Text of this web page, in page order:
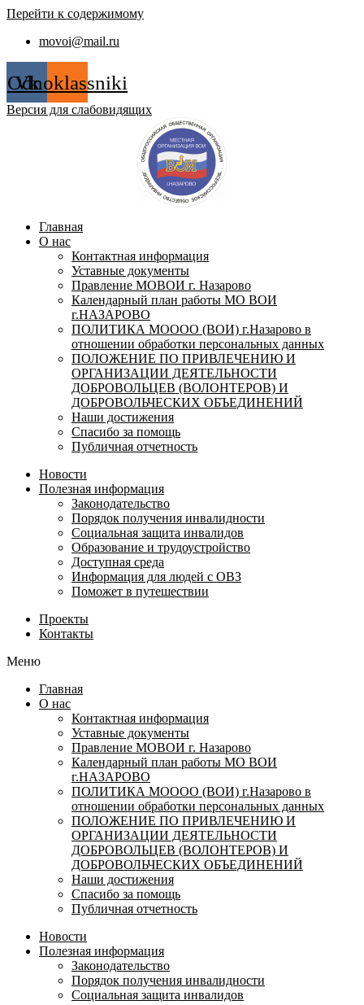
Перейти к содержимому
movoi@mail.ru
Vk
Odnoklassniki
Версия для слабовидящих
Главная
О нас
Контактная информация
Уставные документы
Правление МОВОИ г. Назарово
Календарный план работы МО ВОИ
г.НАЗАРОВО
ПОЛИТИКА МОООО (ВОИ) г.Назарово в
отношении обработки персональных данных
ПОЛОЖЕНИЕ ПО ПРИВЛЕЧЕНИЮ И
ОРГАНИЗАЦИИ ДЕЯТЕЛЬНОСТИ
ДОБРОВОЛЬЦЕВ (ВОЛОНТЕРОВ) И
ДОБРОВОЛЬЧЕСКИХ ОБЪЕДИНЕНИЙ
Наши достижения
Спасибо за помощь
Публичная отчетность
Новости
Полезная информация
Законодательство
Порядок получения инвалидности
Социальная защита инвалидов
Образование и трудоустройство
Доступная среда
Информация для людей с ОВЗ
Поможет в путешествии
Проекты
Контакты
Меню
Главная
О нас
Контактная информация
Уставные документы
Правление МОВОИ г. Назарово
Календарный план работы МО ВОИ
г.НАЗАРОВО
ПОЛИТИКА МОООО (ВОИ) г.Назарово в
отношении обработки персональных данных
ПОЛОЖЕНИЕ ПО ПРИВЛЕЧЕНИЮ И
ОРГАНИЗАЦИИ ДЕЯТЕЛЬНОСТИ
ДОБРОВОЛЬЦЕВ (ВОЛОНТЕРОВ) И
ДОБРОВОЛЬЧЕСКИХ ОБЪЕДИНЕНИЙ
Наши достижения
Спасибо за помощь
Публичная отчетность
Новости
Полезная информация
Законодательство
Порядок получения инвалидности
Социальная защита инвалидов